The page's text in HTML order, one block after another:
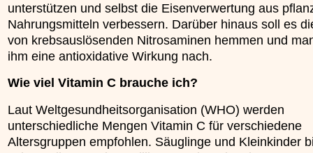
unterstützen und selbst die Eisenverwertung aus
Nahrungsmitteln verbessern. Darüber hinaus soll es
von krebsauslösenden Nitrosaminen hemmen und
ihm eine antioxidative Wirkung nach.
Wie viel Vitamin C brauche ich?
Laut Weltgesundheitsorganisation (WHO) werden
unterschiedliche Mengen Vitamin C für verschiedene
Altersgruppen empfohlen. Säuglinge und Kleinkinder